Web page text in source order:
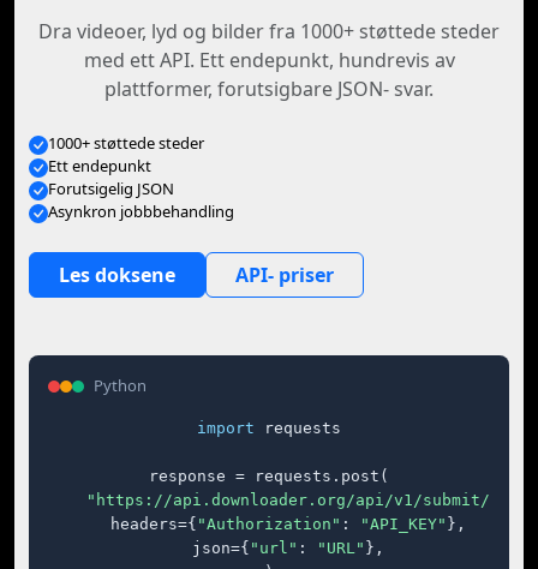
Dra videoer, lyd og bilder fra 1000+ støttede steder
med ett API. Ett endepunkt, hundrevis av
plattformer, forutsigbare JSON- svar.
1000+ støttede steder
Ett endepunkt
Forutsigelig JSON
Asynkron jobbbehandling
Les doksene API- priser
Python
import requests
response = requests.post(
"https://api.downloader.org/api/v1/submit/"
    headers={
"Authorization" : "API_KEY" },
    json={
"url" : "URL" },